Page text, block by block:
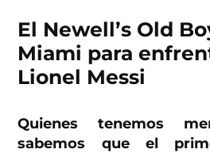
— Inter Miami CF
December 18, 2023
El Newell’s Old
Miami para
Lionel Messi
Quienes tenemos
sabemos que el